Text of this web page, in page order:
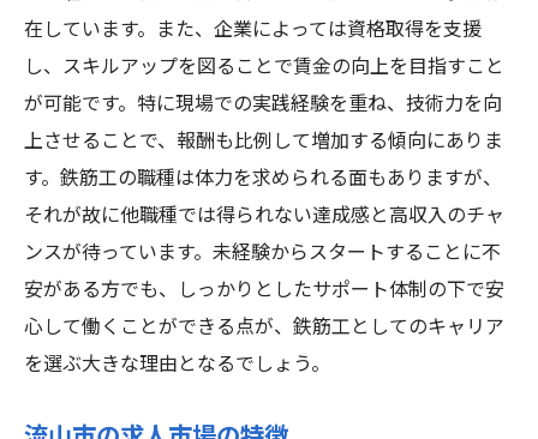
在しています。また、企業によっては資格取得を支援
し、スキルアップを図ることで賃金の向上を目指すこと
が可能です。特に現場での実践経験を重ね、技術力を向
上させることで、報酬も比例して増加する傾向にありま
す。鉄筋工の職種は体力を求められる面もありますが、
それが故に他職種では得られない達成感と高収入のチャ
ンスが待っています。未経験からスタートすることに不
安がある方でも、しっかりとしたサポート体制の下で安
心して働くことができる点が、鉄筋工としてのキャリア
を選ぶ大きな理由となるでしょう。